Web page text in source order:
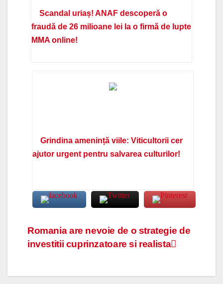
Scandal uriaș! ANAF descoperă o
fraudă de 26 milioane lei la o firmă de lupte
MMA online!
Grindina amenință viile: Viticultorii cer
ajutor urgent pentru salvarea culturilor!
Navigare
articole
Romania are nevoie de o strategie de
investitii cuprinzatoare si realista